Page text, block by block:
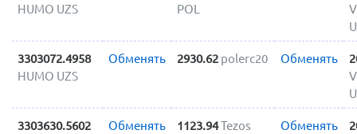
HUMO UZS
POL
3303072.4958
HUMO UZS
Обменять 2930.62 polerc20 Обменять
3303630.5602
Обменять 1123.94Tezos
Обменять